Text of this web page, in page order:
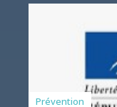
Préfecture
Prévention